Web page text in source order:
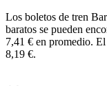
Muri
Los boletos de tren
baratos se pueden
7,41 € en promedio.
8,19 €.